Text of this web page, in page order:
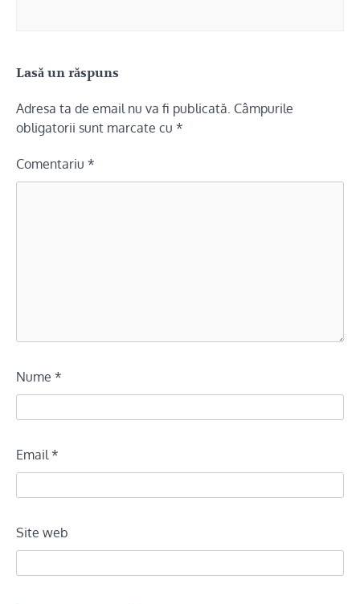
Lasă un răspuns
Adresa ta de email nu va fi publicată. Câmpurile
obligatorii sunt marcate cu *
Comentariu *
Nume *
Email *
Site web